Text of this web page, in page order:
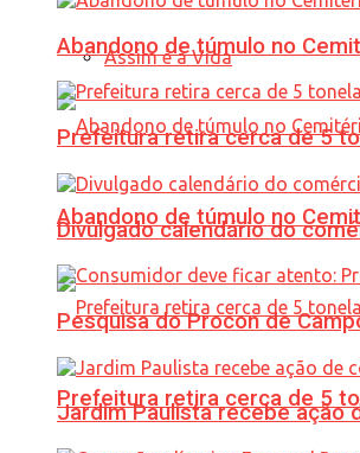
Assim é a Vida
Abandono de túmulo no
Prefeitura retira cerca de 5
Abandono de túmulo no
Prefeitura retira cerca de 5
Divulgado calendário do
Pesquisa do Procon de
Jardim Paulista recebe ação